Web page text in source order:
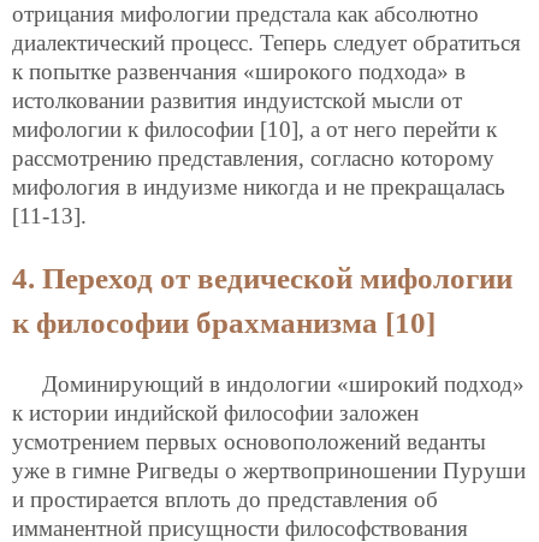
отрицания мифологии предстала как абсолютно
диалектический процесс. Теперь следует обратиться
к попытке развенчания «широкого подхода» в
истолковании развития индуистской мысли от
мифологии к философии [10], а от него перейти к
рассмотрению представления, согласно которому
мифология в индуизме никогда и не прекращалась
[11-13].
4. Переход от ведической мифологии
к философии брахманизма [10]
Доминирующий в индологии «широкий подход»
к истории индийской философии заложен
усмотрением первых основоположений веданты
уже в гимне Ригведы о жертвоприношении Пуруши
и простирается вплоть до представления об
имманентной присущности философствования